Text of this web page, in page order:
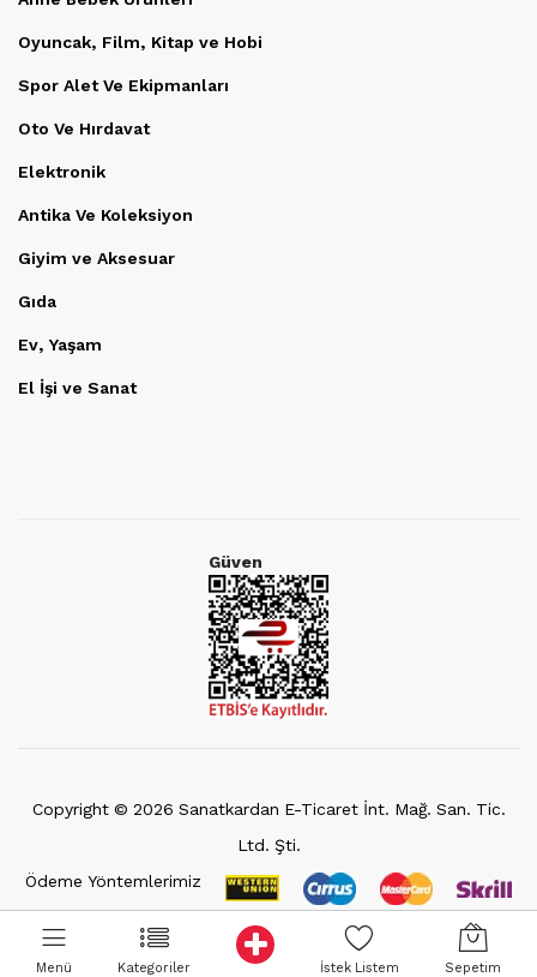
Oyuncak, Film, Kitap ve Hobi
Spor Alet Ve Ekipmanları
Oto Ve Hırdavat
Elektronik
Antika Ve Koleksiyon
Giyim ve Aksesuar
Gıda
Ev, Yaşam
El İşi ve Sanat
Güven
Copyright © 2026 Sanatkardan E-Ticaret İnt. Mağ. San. Tic.
Ltd. Şti.
Ödeme Yöntemlerimiz
Menü Kategoriler İstek Listem Sepetim